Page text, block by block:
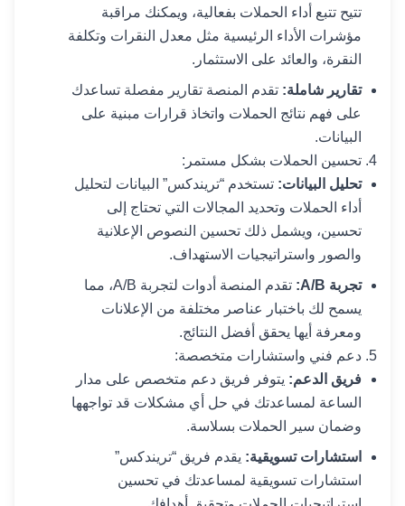
تتيح تتبع أداء الحملات بفعالية، ويمكنك مراقبة
مؤشرات الأداء الرئيسية مثل معدل النقرات وتكلفة
النقرة، والعائد على الاستثمار.
تقارير شاملة: تقدم المنصة تقارير مفصلة تساعدك
على فهم نتائج الحملات واتخاذ قرارات مبنية على
البيانات.
تحسين الحملات بشكل مستمر:
تحليل البيانات: تستخدم “تريندكس” البيانات لتحليل
أداء الحملات وتحديد المجالات التي تحتاج إلى
تحسين، ويشمل ذلك تحسين النصوص الإعلانية
والصور واستراتيجيات الاستهداف.
تجربة A/B:
تقدم المنصة أدوات لتجربة A/B، مما
يسمح لك باختبار عناصر مختلفة من الإعلانات
ومعرفة أيها يحقق أفضل النتائج.
دعم فني واستشارات متخصصة:
فريق الدعم: يتوفر فريق دعم متخصص على مدار
الساعة لمساعدتك في حل أي مشكلات قد تواجهها
وضمان سير الحملات بسلاسة.
استشارات تسويقية: يقدم فريق “تريندكس”
استشارات تسويقية لمساعدتك في تحسين